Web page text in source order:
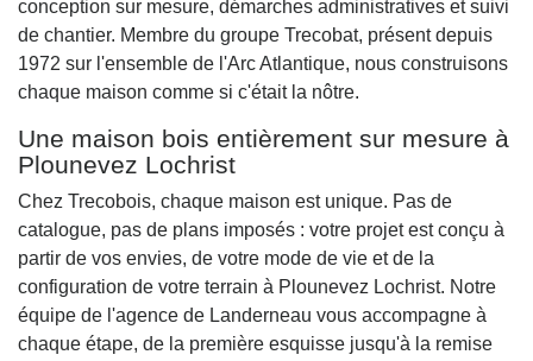
conception sur mesure, démarches administratives et suivi
de chantier. Membre du groupe Trecobat, présent depuis
1972 sur l'ensemble de l'Arc Atlantique, nous construisons
chaque maison comme si c'était la nôtre.
Une maison bois entièrement sur mesure à
Plounevez Lochrist
Chez Trecobois, chaque maison est unique. Pas de
catalogue, pas de plans imposés : votre projet est conçu à
partir de vos envies, de votre mode de vie et de la
configuration de votre terrain à Plounevez Lochrist. Notre
équipe de l'agence de Landerneau vous accompagne à
chaque étape, de la première esquisse jusqu'à la remise